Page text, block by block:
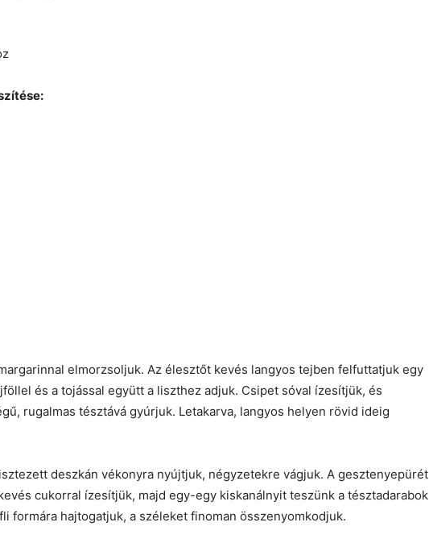
elmorzsoljuk. Az élesztőt kevés langyos tejben felfuttatjuk egy
és a tojással együtt a liszthez adjuk. Csipet sóval ízesítjük, és
rugalmas tésztává gyúrjuk. Letakarva, langyos helyen rövid ideig
deszkán vékonyra nyújtjuk, négyzetekre vágjuk. A gesztenyepürét
cukorral ízesítjük, majd egy-egy kiskanálnyit teszünk a tésztadarabok
formára hajtogatjuk, a széleket finoman összenyomkodjuk.